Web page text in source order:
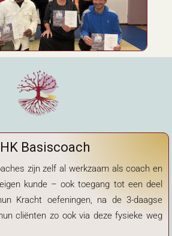
Basiscoach
zijn zelf al werkzaam als coach en
kunde – ook toegang tot een deel
Kracht oefeningen, na de 3-daagse
cliënten zo ook via deze fysieke weg